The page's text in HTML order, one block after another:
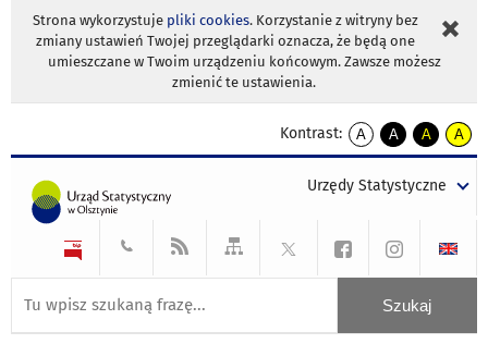
Strona wykorzystuje pliki cookies. Korzystanie z witryny bez
zmiany ustawień Twojej przeglądarki oznacza, że będą one
umieszczane w Twoim urządzeniu końcowym. Zawsze możesz
zmienić te ustawienia.
Kontrast:
A
kontrast
A
kontrast
tekst
czarnym
A
kontrast
tekst
czarnym
A
tekst
żółtym
Urzędy Statystyczne